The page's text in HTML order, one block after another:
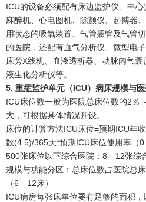
ICU的设备必须配有床边监护仪、中心
麻醉机、心电图机、除颤仪、起搏器
用状态的吸氧装置、气管插管及气管
的医院，还配有血气分析仪、微型电
床旁X线机、血液透析器、动脉内气
液生化分析仪等。
5. 重症监护单元（ICU）病床规模与
ICU床位数一般为医院总床位数的2％
大，可根据具体情况开设。
床位的计算方法ICU床位=预期ICU年
数(4.5)/365天*预期ICU床位使用率（
500张床位以下综合医院：8—12张综
规模与功能分区：总床位数占医院总
（6—12床）
ICU病房每张床单位要有足够的面积